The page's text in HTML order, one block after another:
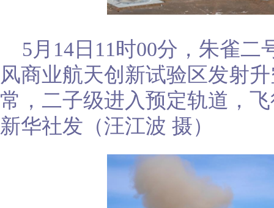
5月14日11时00分，朱雀
风商业航天创新试验区发射
常，二子级进入预定轨道，
新华社发（汪江波 摄）